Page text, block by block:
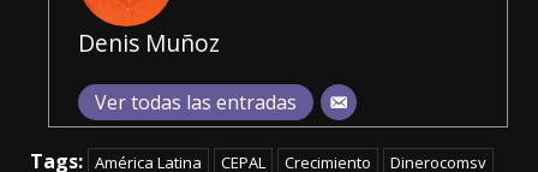
Denis Muñoz
Ver todas las entradas
Tags: América Latina CEPAL Crecimiento Dinerocomsv